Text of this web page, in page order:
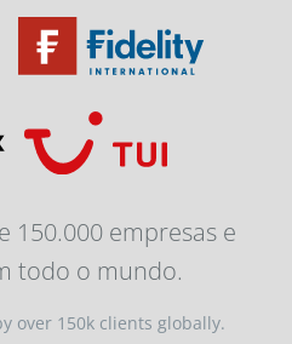
150.000 empresas e
todo o mundo.
over 150k clients globally.